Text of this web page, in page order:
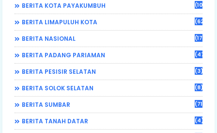
BERITA KOTA PAYAKUMBUH (108)
BERITA LIMAPULUH KOTA (62)
BERITA NASIONAL (17)
BERITA PADANG PARIAMAN (470)
BERITA PESISIR SELATAN (3)
BERITA SOLOK SELATAN (8)
BERITA SUMBAR (71)
BERITA TANAH DATAR (4)